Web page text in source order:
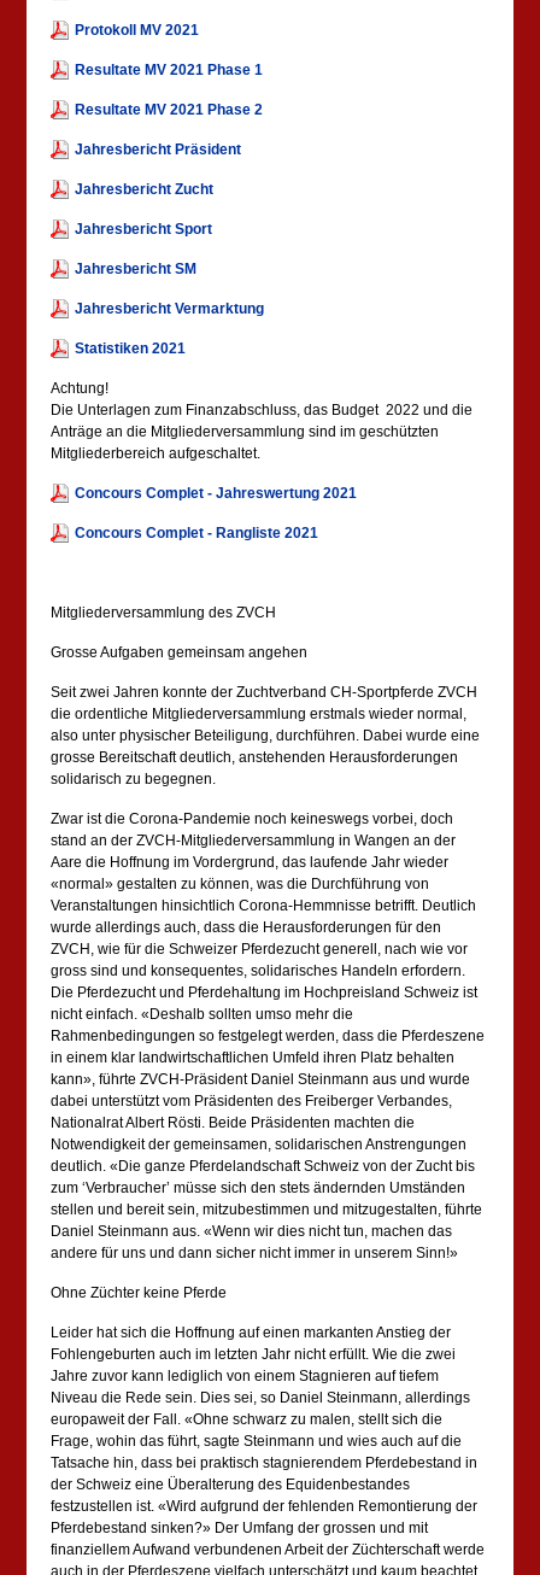
Protokoll MV 2021
Resultate MV 2021 Phase 1
Resultate MV 2021 Phase 2
Jahresbericht Präsident
Jahresbericht Zucht
Jahresbericht Sport
Jahresbericht SM
Jahresbericht Vermarktung
Statistiken 2021
Achtung!
Die Unterlagen zum Finanzabschluss, das Budget 2022 und die
Anträge an die Mitgliederversammlung sind im geschützten
Mitgliederbereich aufgeschaltet.
Concours Complet - Jahreswertung 2021
Concours Complet - Rangliste 2021
Mitgliederversammlung des ZVCH
Grosse Aufgaben gemeinsam angehen
Seit zwei Jahren konnte der Zuchtverband CH-Sportpferde ZVCH
die ordentliche Mitgliederversammlung erstmals wieder normal,
also unter physischer Beteiligung, durchführen. Dabei wurde eine
grosse Bereitschaft deutlich, anstehenden Herausforderungen
solidarisch zu begegnen.
Zwar ist die Corona-Pandemie noch keineswegs vorbei, doch
stand an der ZVCH-Mitgliederversammlung in Wangen an der
Aare die Hoffnung im Vordergrund, das laufende Jahr wieder
«normal» gestalten zu können, was die Durchführung von
Veranstaltungen hinsichtlich Corona-Hemmnisse betrifft. Deutlich
wurde allerdings auch, dass die Herausforderungen für den
ZVCH, wie für die Schweizer Pferdezucht generell, nach wie vor
gross sind und konsequentes, solidarisches Handeln erfordern.
Die Pferdezucht und Pferdehaltung im Hochpreisland Schweiz ist
nicht einfach. «Deshalb sollten umso mehr die
Rahmenbedingungen so festgelegt werden, dass die Pferdeszene
in einem klar landwirtschaftlichen Umfeld ihren Platz behalten
kann», führte ZVCH-Präsident Daniel Steinmann aus und wurde
dabei unterstützt vom Präsidenten des Freiberger Verbandes,
Nationalrat Albert Rösti. Beide Präsidenten machten die
Notwendigkeit der gemeinsamen, solidarischen Anstrengungen
deutlich. «Die ganze Pferdelandschaft Schweiz von der Zucht bis
zum ‘Verbraucher’ müsse sich den stets ändernden Umständen
stellen und bereit sein, mitzubestimmen und mitzugestalten, führte
Daniel Steinmann aus. «Wenn wir dies nicht tun, machen das
andere für uns und dann sicher nicht immer in unserem Sinn!»
Ohne Züchter keine Pferde
Leider hat sich die Hoffnung auf einen markanten Anstieg der
Fohlengeburten auch im letzten Jahr nicht erfüllt. Wie die zwei
Jahre zuvor kann lediglich von einem Stagnieren auf tiefem
Niveau die Rede sein. Dies sei, so Daniel Steinmann, allerdings
europaweit der Fall. «Ohne schwarz zu malen, stellt sich die
Frage, wohin das führt, sagte Steinmann und wies auch auf die
Tatsache hin, dass bei praktisch stagnierendem Pferdebestand in
der Schweiz eine Überalterung des Equidenbestandes
festzustellen ist. «Wird aufgrund der fehlenden Remontierung der
Pferdebestand sinken?» Der Umfang der grossen und mit
finanziellem Aufwand verbundenen Arbeit der Züchterschaft werde
auch in der Pferdeszene vielfach unterschätzt und kaum beachtet.